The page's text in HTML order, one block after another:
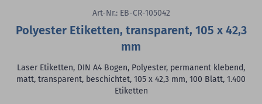
Art-Nr.: EB-CR-105042
Polyester Etiketten, transparent, 105 x 42,3
mm
Laser Etiketten, DIN A4 Bogen, Polyester, permanent klebend,
matt, transparent, beschichtet, 105 x 42,3 mm, 100 Blatt, 1.400
Etiketten